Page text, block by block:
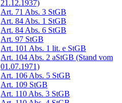
21.12.1937)
Art. 71 Abs. 3 StGB
Art. 84 Abs. 1 StGB
Art. 84 Abs. 6 StGB
Art. 97 StGB
Art. 101 Abs. 1 lit. e StGB
Art. 104 Abs. 2 aStGB (Stand vom
01.07.1971)
Art. 106 Abs. 5 StGB
Art. 109 StGB
Art. 110 Abs. 3 StGB